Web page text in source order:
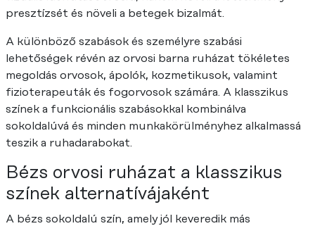
presztízsét és növeli a betegek bizalmát.
A különböző szabások és személyre szabási
lehetőségek révén az orvosi barna ruházat tökéletes
megoldás orvosok, ápolók, kozmetikusok, valamint
fizioterapeuták és fogorvosok számára. A klasszikus
színek a funkcionális szabásokkal kombinálva
sokoldalúvá és minden munkakörülményhez alkalmassá
teszik a ruhadarabokat.
Bézs orvosi ruházat a klasszikus
színek alternatívájaként
A bézs sokoldalú szín, amely jól keveredik más